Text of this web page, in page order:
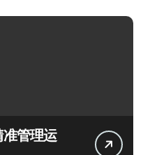
管理运